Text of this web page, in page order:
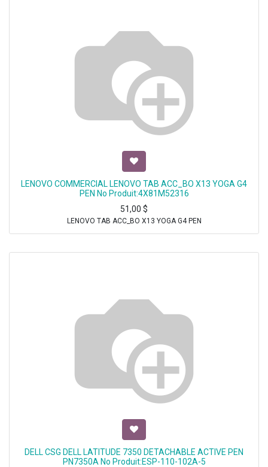
LENOVO COMMERCIAL LENOVO TAB ACC_BO X13 YOGA G4
PEN No Produit:4X81M52316
51,00 $
LENOVO TAB ACC_BO X13 YOGA G4 PEN
DELL CSG DELL LATITUDE 7350 DETACHABLE ACTIVE PEN
PN7350A No Produit:ESP-110-102A-5